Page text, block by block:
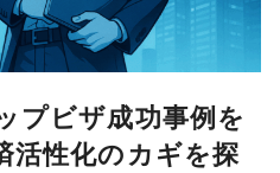
プビザ成功事例を
活性化のカギを探